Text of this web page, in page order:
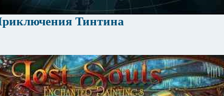
Тинтина